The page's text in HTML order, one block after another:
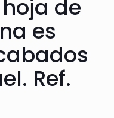
de
es
Ref.